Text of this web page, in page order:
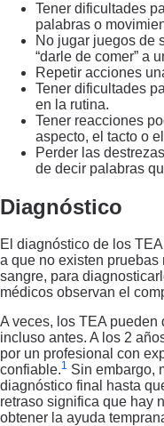
Tener dificultades
palabras o
No jugar juegos de
“darle de comer” a
Repetir acciones
Tener dificultades
en la rutina.
Tener reacciones
aspecto, el tacto o
Perder las
de decir palabras
Diagnóstico
El diagnóstico de los
a que no existen
sangre, para
médicos observan el
A veces, los TEA pueden
incluso antes. A los 2
por un profesional con
confiable.1 Sin embargo,
diagnóstico final hasta
retraso significa que hay
obtener la ayuda